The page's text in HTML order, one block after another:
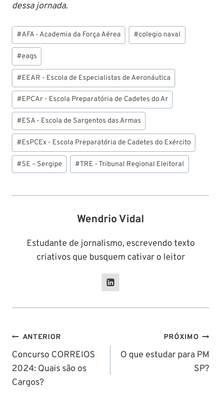
dessa jornada.
Tags
do
Post:
#AFA - Academia da Força Aérea #colegio naval
#eags
#EEAR - Escola de Especialistas de Aeronáutica
#EPCAr - Escola Preparatória de Cadetes do Ar
#ESA - Escola de Sargentos das Armas
#EsPCEx - Escola Preparatória de Cadetes do Exército
#SE – Sergipe #TRE - Tribunal Regional Eleitoral
Wendrio Vidal
Estudante de jornalismo, escrevendo texto
criativos que busquem cativar o leitor
Navegação
de
Post
ANTERIOR
Concurso CORREIOS
2024: Quais são os
Cargos?
PRÓXIMO
O que estudar para PM
SP?